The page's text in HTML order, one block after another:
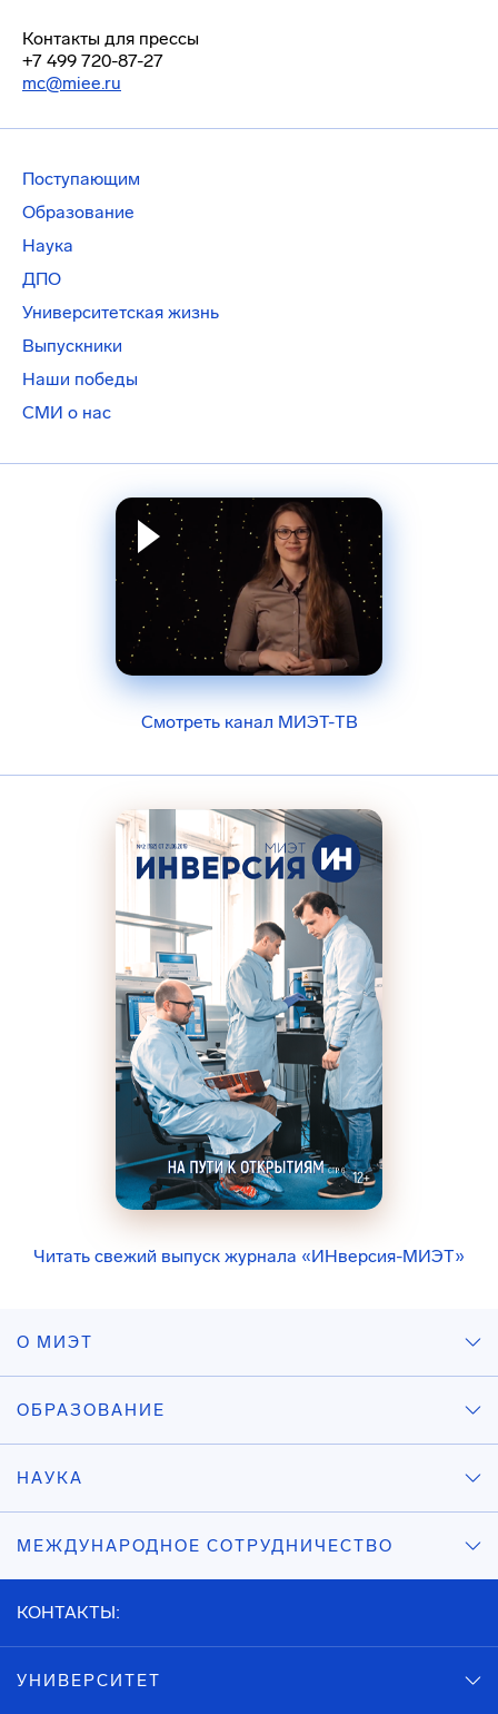
Контакты для прессы
+7 499 720-87-27
mc@miee.ru
Поступающим
Образование
Наука
ДПО
Университетская жизнь
Выпускники
Наши победы
СМИ о нас
Смотреть канал МИЭТ-ТВ
Читать свежий выпуск журнала «ИНверсия-МИЭТ»
О МИЭТ
ОБРАЗОВАНИЕ
НАУКА
МЕЖДУНАРОДНОЕ СОТРУДНИЧЕСТВО
КОНТАКТЫ:
УНИВЕРСИТЕТ